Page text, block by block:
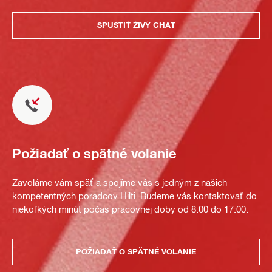
SPUSTIŤ ŽIVÝ CHAT
Požiadať o spätné volanie
Zavoláme vám späť a spojíme vás s jedným z našich
kompetentných poradcov Hilti. Budeme vás kontaktovať do
niekoľkých minút počas pracovnej doby od 8:00 do 17:00.
POŽIADAŤ O SPÄTNÉ VOLANIE